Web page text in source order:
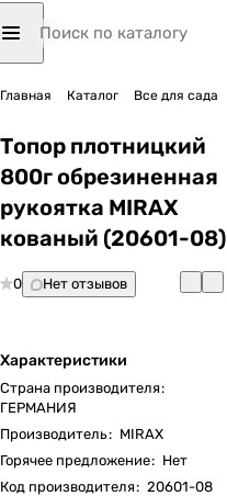
Главная Каталог Все для сада
Топор плотницкий
800г обрезиненная
рукоятка MIRAX
кованый (20601-08)
0 Нет отзывов
Характеристики
Страна производителя:
ГЕРМАНИЯ
Производитель: MIRAX
Горячее предложение: Нет
Код производителя: 20601-08